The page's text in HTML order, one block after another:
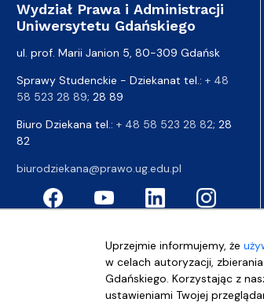
Uprzejmie informujemy, że
w celach autoryzacji,
Gdańskiego. Korzystając z
ustawieniami Twojej
Wydział Prawa i Administracji
Uniwersytetu Gdańskiego
ul. prof. Marii Janion 5, 80-309 Gdańsk
Sprawy Studenckie - Dziekanat tel.: + 48
58 523 28 89; 28 89
Biuro Dziekana tel.: + 48 58 523 28 82; 28
82
biurodziekana@prawo.ug.edu.pl